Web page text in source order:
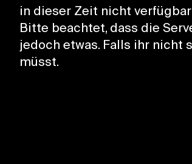
in dieser Zeit nicht
Bitte beachtet, dass die
jedoch etwas. Falls ihr nicht
müsst.